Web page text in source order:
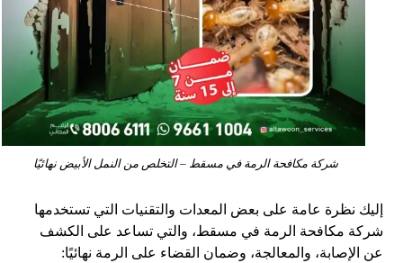
شركة مكافحة الرمة في مسقط – التخلص من النمل الأبيض نهائيًا
إليك نظرة عامة على بعض المعدات والتقنيات التي تستخدمها
شركة مكافحة الرمة في مسقط، والتي تساعد على الكشف
عن الإصابة، والمعالجة، وضمان القضاء على الرمة نهائيًا: